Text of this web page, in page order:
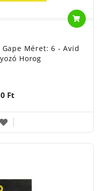
Méret: 6 - Avid
Horog
Ft